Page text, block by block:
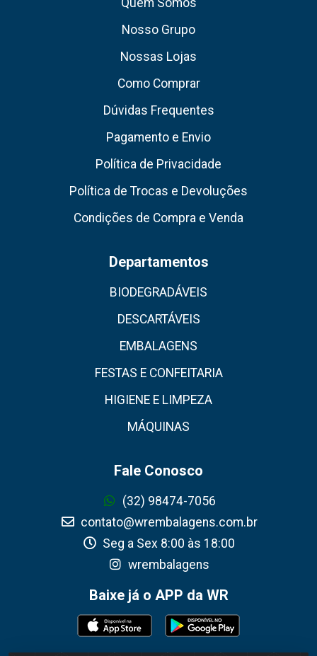
Quem Somos
Nosso Grupo
Nossas Lojas
Como Comprar
Dúvidas Frequentes
Pagamento e Envio
Política de Privacidade
Política de Trocas e Devoluções
Condições de Compra e Venda
Departamentos
BIODEGRADÁVEIS
DESCARTÁVEIS
EMBALAGENS
FESTAS E CONFEITARIA
HIGIENE E LIMPEZA
MÁQUINAS
Fale Conosco
(32) 98474-7056
contato@wrembalagens.com.br
Seg a Sex 8:00 às 18:00
wrembalagens
Baixe já o APP da WR